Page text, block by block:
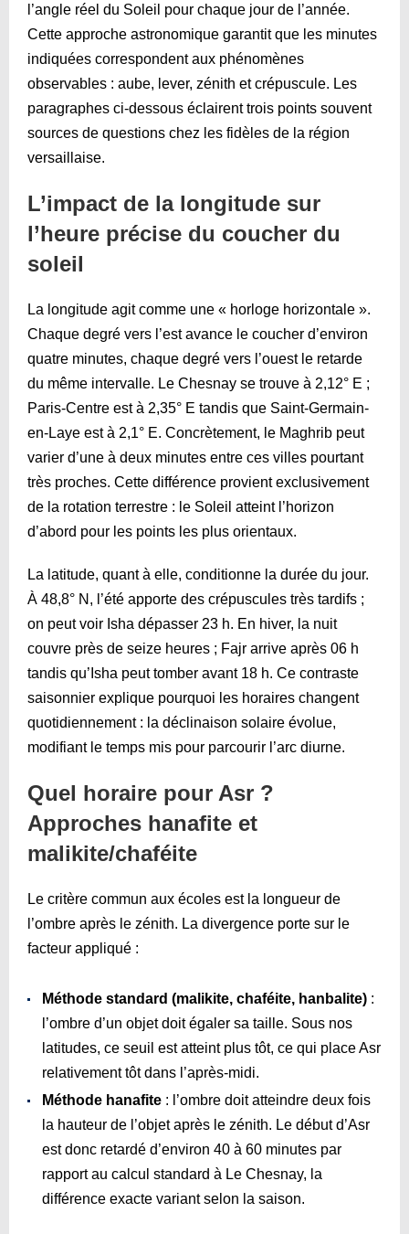
l’angle réel du Soleil pour chaque jour de l’année.
Cette approche astronomique garantit que les minutes
indiquées correspondent aux phénomènes
observables : aube, lever, zénith et crépuscule. Les
paragraphes ci-dessous éclairent trois points souvent
sources de questions chez les fidèles de la région
versaillaise.
L’impact de la longitude sur
l’heure précise du coucher du
soleil
La longitude agit comme une « horloge horizontale ».
Chaque degré vers l’est avance le coucher d’environ
quatre minutes, chaque degré vers l’ouest le retarde
du même intervalle. Le Chesnay se trouve à 2,12° E ;
Paris-Centre est à 2,35° E tandis que Saint-Germain-
en-Laye est à 2,1° E. Concrètement, le Maghrib peut
varier d’une à deux minutes entre ces villes pourtant
très proches. Cette différence provient exclusivement
de la rotation terrestre : le Soleil atteint l’horizon
d’abord pour les points les plus orientaux.
La latitude, quant à elle, conditionne la durée du jour.
À 48,8° N, l’été apporte des crépuscules très tardifs ;
on peut voir Isha dépasser 23 h. En hiver, la nuit
couvre près de seize heures ; Fajr arrive après 06 h
tandis qu’Isha peut tomber avant 18 h. Ce contraste
saisonnier explique pourquoi les horaires changent
quotidiennement : la déclinaison solaire évolue,
modifiant le temps mis pour parcourir l’arc diurne.
Quel horaire pour Asr ?
Approches hanafite et
malikite/chaféite
Le critère commun aux écoles est la longueur de
l’ombre après le zénith. La divergence porte sur le
facteur appliqué :
Méthode standard (malikite, chaféite, hanbalite) :
l’ombre d’un objet doit égaler sa taille. Sous nos
latitudes, ce seuil est atteint plus tôt, ce qui place Asr
relativement tôt dans l’après-midi.
Méthode hanafite : l’ombre doit atteindre deux fois
la hauteur de l’objet après le zénith. Le début d’Asr
est donc retardé d’environ 40 à 60 minutes par
rapport au calcul standard à Le Chesnay, la
différence exacte variant selon la saison.